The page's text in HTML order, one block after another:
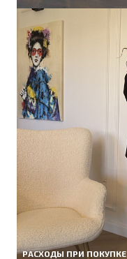
РАСХОДЫ ПРИ ПОКУПКЕ